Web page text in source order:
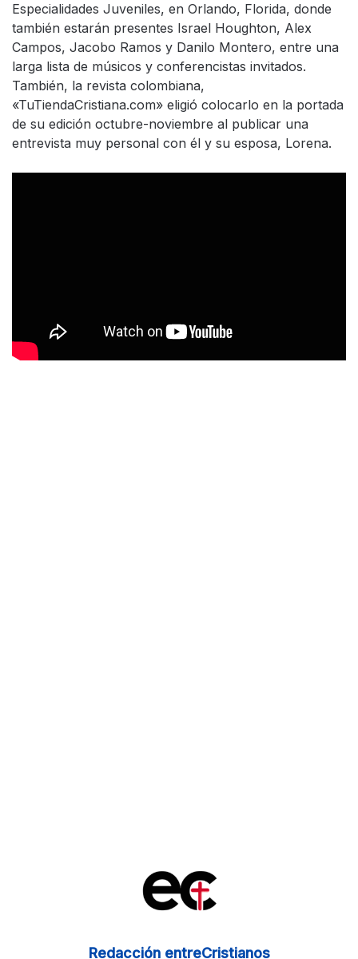
Especialidades Juveniles, en Orlando, Florida, donde
también estarán presentes Israel Houghton, Alex
Campos, Jacobo Ramos y Danilo Montero, entre una
larga lista de músicos y conferencistas invitados.
También, la revista colombiana,
«TuTiendaCristiana.com» eligió colocarlo en la portada
de su edición octubre-noviembre al publicar una
entrevista muy personal con él y su esposa, Lorena.
Redacción entreCristianos